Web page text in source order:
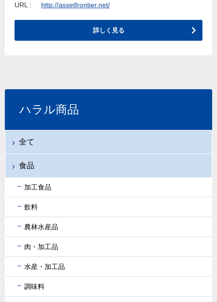
URL :
http://assetfrontier.net/
詳しく見る
ハラル商品
全て
食品
加工食品
飲料
農林水産品
肉・加工品
水産・加工品
調味料